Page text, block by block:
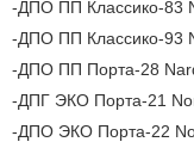
ДПО ПП Классико-83
ДПО ПП Классико-93
ДПО ПП Порта-28
ДПГ ЭКО Порта-21
ДПО ЭКО Порта-22